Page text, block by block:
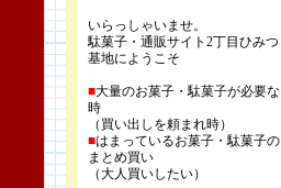
いらっしゃいませ。
駄菓子・通販サイト2丁目ひみつ
基地にようこそ
■大量のお菓子・駄菓子が必要な
時
（買い出しを頼まれ時）
■はまっているお菓子・駄菓子の
まとめ買い
（大人買いしたい）